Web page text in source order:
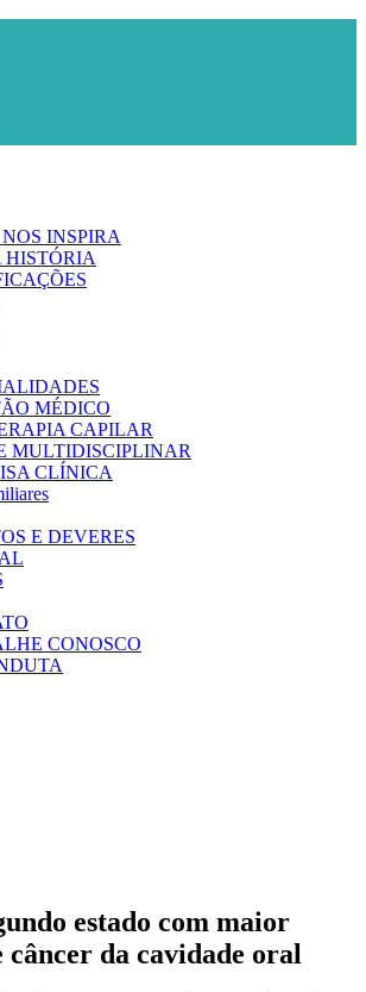
INSPIRA
HISTÓRIA
MÉDICO
CAPILAR
MULTIDISCIPLINAR
CLÍNICA
E DEVERES
CONOSCO
estado com maior
câncer da cavidade oral